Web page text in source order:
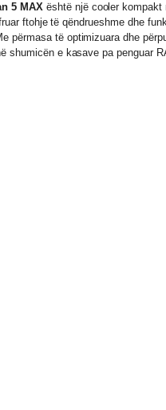
5 MAXështë një cooler kompakt
ftohje të qëndrueshme dhe
përmasa të optimizuara dhe
shumicën e kasave pa penguar